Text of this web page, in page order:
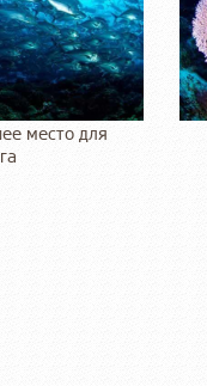
место для